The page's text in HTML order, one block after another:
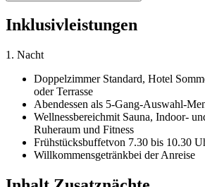
Inklusivleistungen
1. Nacht
Doppelzimmer Standard, Hotel
oder Terrasse
Abendessen als 5-Gang-Auswahl-
Wellnessbereichmit Sauna, Indoor-
Ruheraum und Fitness
Frühstücksbuffetvon 7.30 bis 10.30
Willkommensgetränkbei der Anreise